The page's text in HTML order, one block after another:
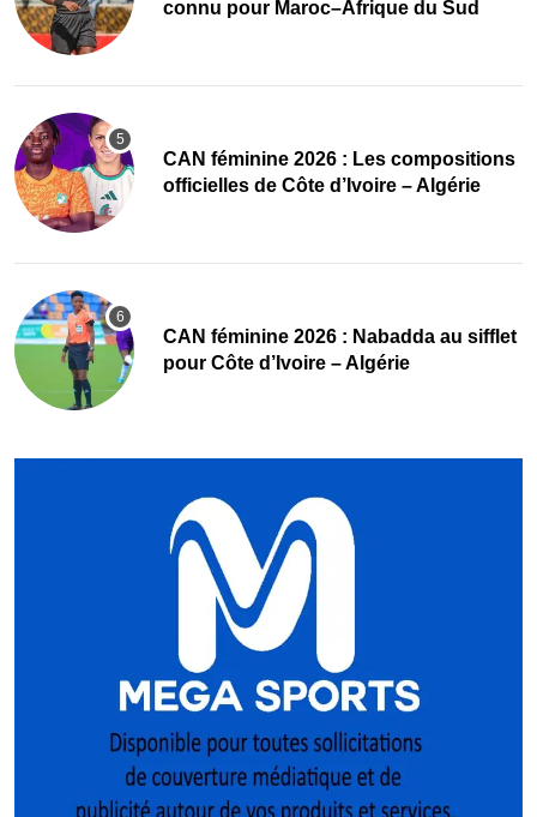
connu pour Maroc–Afrique du Sud
‎CAN féminine 2026 : Les compositions
officielles de Côte d’Ivoire – Algérie
‎CAN féminine 2026 : Nabadda au sifflet
pour Côte d’Ivoire – Algérie